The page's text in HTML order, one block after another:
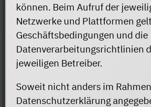
können. Beim Aufruf der
Netzwerke und Plattformen
Geschäftsbedingungen und die
Datenverarbeitungsrichtlinien
jeweiligen Betreiber.
Soweit nicht anders im
Datenschutzerklärung